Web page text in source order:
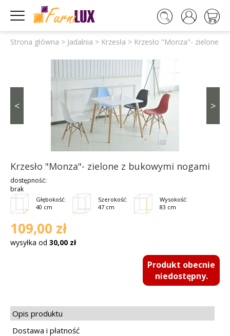
Strona główna > Jadalnia > Krzesła > Krzesło "Monza"- zielone z
< >
Krzesło "Monza"- zielone z bukowymi nogami
dostępność:
brak
Głębokość:
40 cm
Szerokość:
47 cm
Wysokość:
83 cm
109,00 zł
wysyłka od 30,00 zł
Produkt obecnie
niedostępny.
Opis produktu
Dostawa i płatność
   